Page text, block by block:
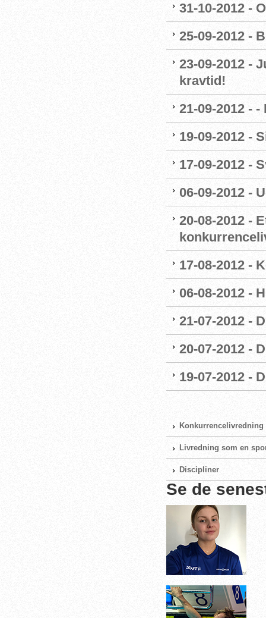
31-10-2012 -
25-09-2012 -
23-09-2012 -
kravtid!
21-09-2012 -
19-09-2012 -
17-09-2012 -
06-09-2012 -
20-08-2012 -
17-08-2012 -
06-08-2012 -
21-07-2012 -
20-07-2012 -
19-07-2012 -
Konkurrencelivredning
Livredning som en
Discipliner
Se de